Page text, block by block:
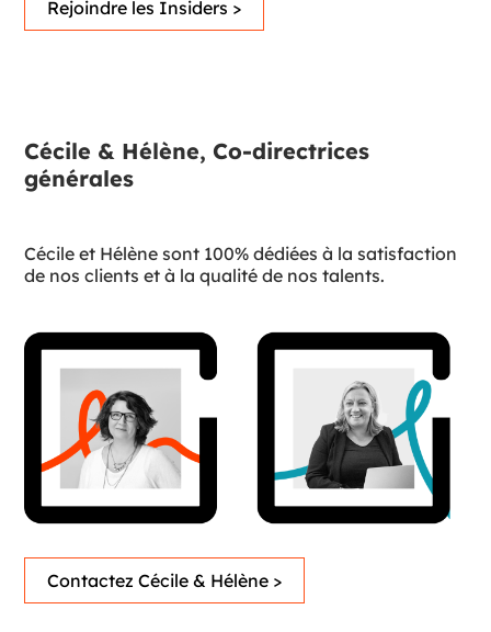
Rejoindre les Insiders >
Cécile & Hélène, Co-directrices
générales
Cécile et Hélène sont 100% dédiées à la satisfaction
de nos clients et à la qualité de nos talents.
Contactez Cécile & Hélène >